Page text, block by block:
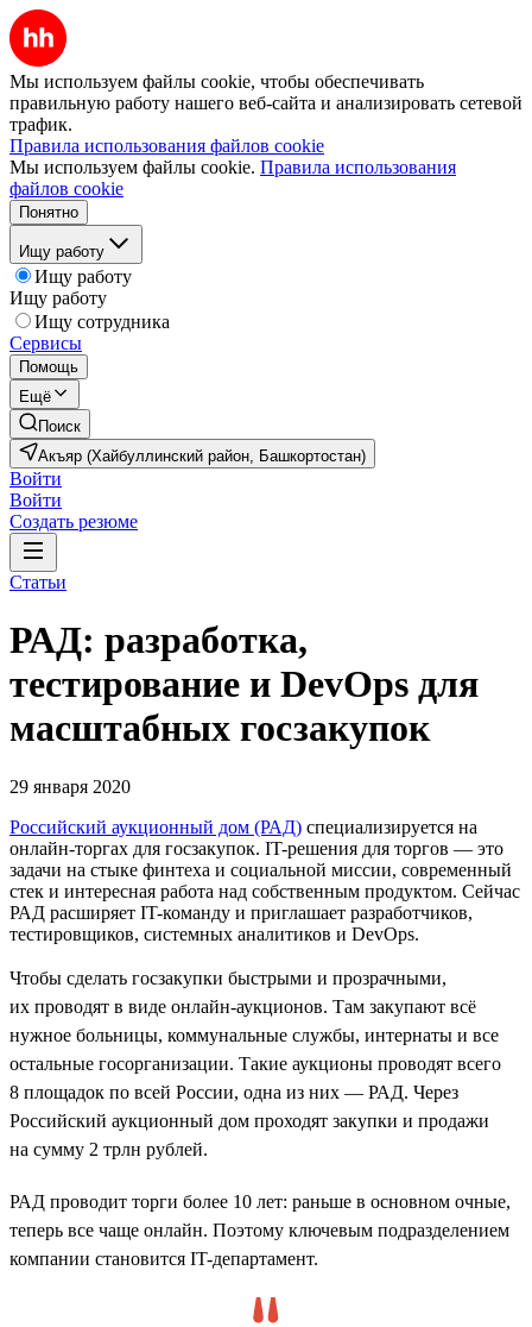
Мы используем файлы cookie, чтобы обеспечивать
правильную работу нашего веб-сайта и анализировать сетевой
трафик.
Правила использования файлов cookie
Мы используем файлы cookie. Правила использования
файлов cookie
Понятно
Ищу работу
Ищу работу
Ищу работу
Ищу сотрудника
Сервисы
Помощь
Ещё
Поиск
Акъяр (Хайбуллинский район, Башкортостан)
Войти
Войти
Создать резюме
Статьи
РАД: разработка,
тестирование и DevOps для
масштабных госзакупок
29 января 2020
Российский аукционный дом (РАД) специализируется на
онлайн-торгах для госзакупок. IT-решения для торгов — это
задачи на стыке финтеха и социальной миссии, современный
стек и интересная работа над собственным продуктом. Сейчас
РАД расширяет IT-команду и приглашает разработчиков,
тестировщиков, системных аналитиков и DevOps.
Чтобы сделать госзакупки быстрыми и прозрачными,
их проводят в виде онлайн-аукционов. Там закупают всё
нужное больницы, коммунальные службы, интернаты и все
остальные госорганизации. Такие аукционы проводят всего
8 площадок по всей России, одна из них — РАД. Через
Российский аукционный дом проходят закупки и продажи
на сумму 2 трлн рублей.
РАД проводит торги более 10 лет: раньше в основном очные,
теперь все чаще онлайн. Поэтому ключевым подразделением
компании становится IT-департамент.